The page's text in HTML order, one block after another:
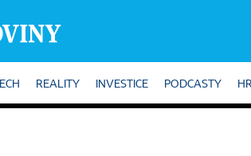
REALITY INVESTICE PODCASTY